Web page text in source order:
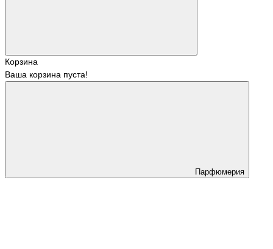
Корзина
Ваша корзина пуста!
Парфюмерия